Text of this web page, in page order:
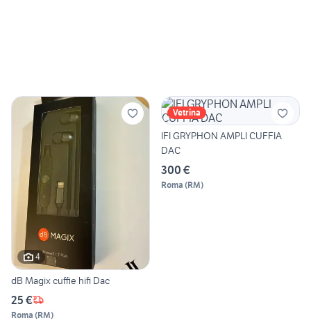
4
dB Magix cuffie hifi Dac
25 €
Roma (RM)
Vetrina
IFI GRYPHON AMPLI CUFFIA
DAC
300 €
Roma (RM)